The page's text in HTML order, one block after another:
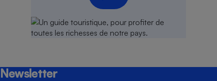
Newsletter